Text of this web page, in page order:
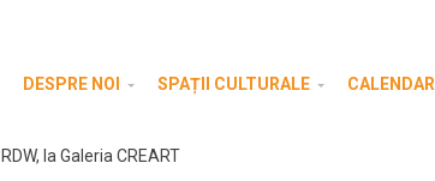
DESPRE NOI SPAȚII CULTURALE CALENDAR
la Galeria CREART